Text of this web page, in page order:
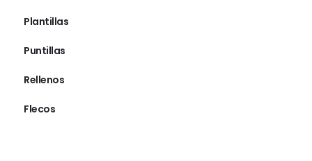
Plantillas
Puntillas
Rellenos
Flecos